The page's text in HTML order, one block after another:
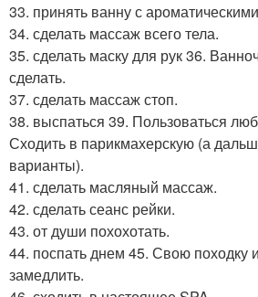
33. принять ванну с
34. сделать массаж всего тела.
35. сделать маску для рук 36.
сделать.
37. сделать массаж стоп.
38. выспаться 39. Пользоваться
Сходить в парикмахерскую (а
варианты).
41. сделать масляный массаж.
42. сделать сеанс рейки.
43. от души похохотать.
44. поспать днем 45. Свою походку
замедлить.